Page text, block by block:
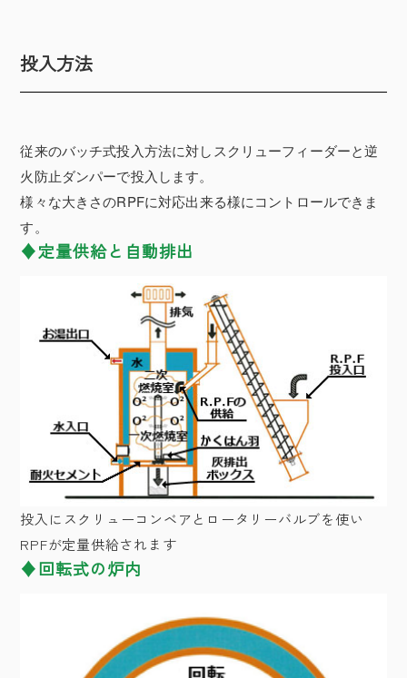
投入方法
従来のバッチ式投入方法に対しスクリューフィーダーと逆
火防止ダンパーで投入します。
様々な大きさのRPFに対応出来る様にコントロールできま
す。
定量供給と自動排出
投入にスクリューコンベアとロータリーバルブを使い
RPFが定量供給されます
回転式の炉内